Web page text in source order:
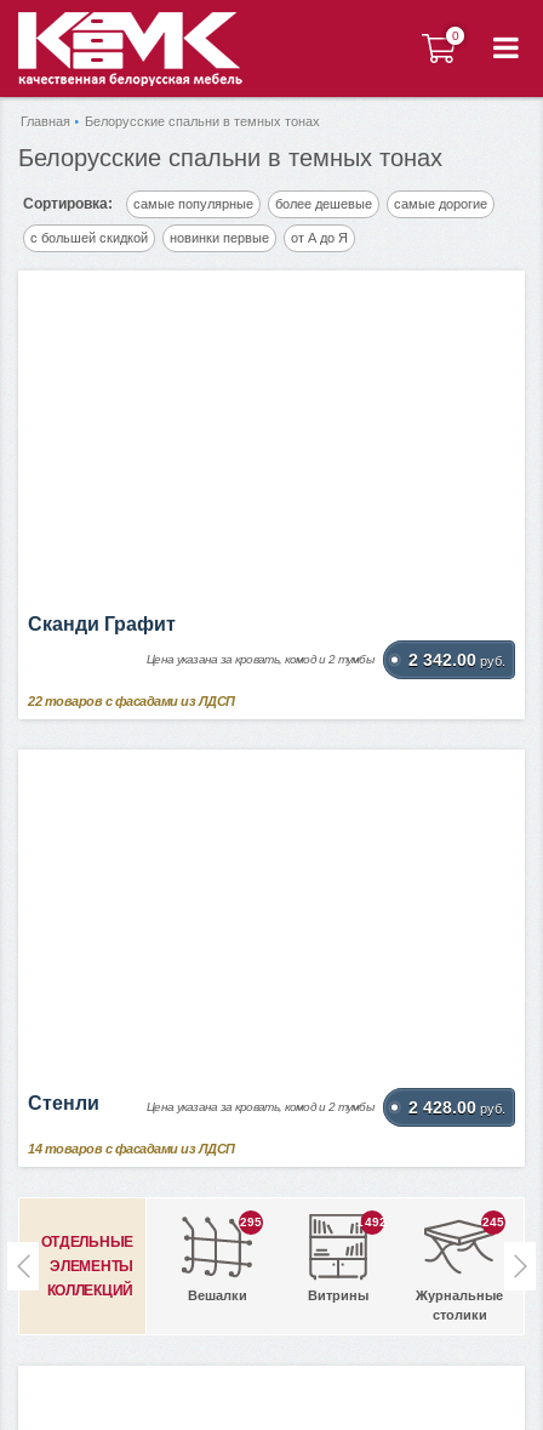
0
0
Главная Белорусские спальни в темных тонах
Белорусские спальни в темных тонах
Сортировка: самые популярные более дешевые самые дорогие
с большей скидкой новинки первые от А до Я
Сканди Графит
Цена указана за кровать, комод и 2 тумбы 2 342.00 руб.
22 товаров с фасадами из ЛДСП
Стенли Цена указана за кровать, комод и 2 тумбы 2 428.00 руб.
14 товаров с фасадами из ЛДСП
ОТДЕЛЬНЫЕ
ЭЛЕМЕНТЫ
КОЛЛЕКЦИЙ
295
Вешалки
1492
Витрины
245
Журнальные
столики